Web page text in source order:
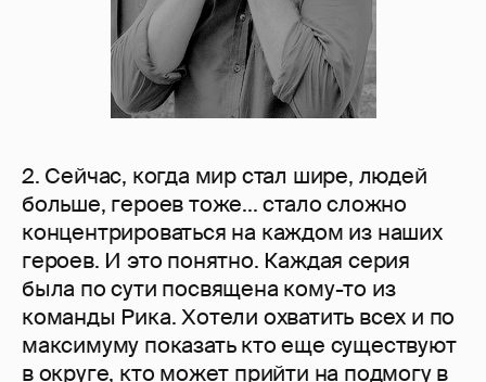
2. Сейчас, когда мир стал шире, людей
больше, героев тоже... стало сложно
концентрироваться на каждом из наших
героев. И это понятно. Каждая серия
была по сути посвящена кому-то из
команды Рика. Хотели охватить всех и по
максимуму показать кто еще существуют
в округе, кто может прийти на подмогу в